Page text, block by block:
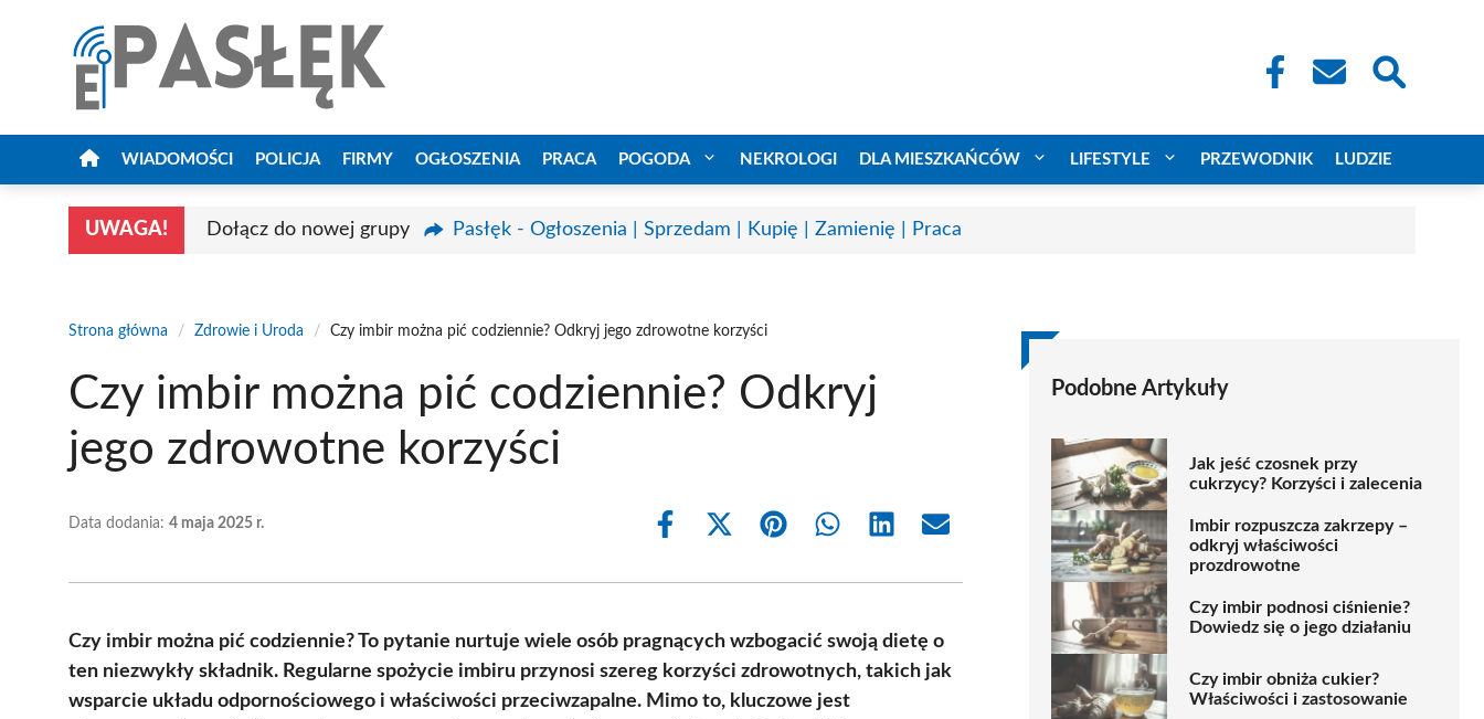
WIADOMOŚCI POLICJA FIRMY OGŁOSZENIA PRACA POGODA NEKROLOGI DLA MIESZKAŃCÓW LIFESTYLE PRZEWODNIK LUDZIE
UWAGA! Dołącz do nowej grupy Pasłęk - Ogłoszenia | Sprzedam | Kupię | Zamienię | Praca
Strona główna / Zdrowie i Uroda / Czy imbir można pić codziennie? Odkryj jego zdrowotne korzyści
Czy imbir można pić codziennie? Odkryj
jego zdrowotne korzyści
Data dodania: 4 maja 2025 r.
Share
Share
(Twitter)
Share Share Share Share
Czy imbir można pić codziennie? To pytanie nurtuje wiele osób pragnących wzbogacić swoją dietę o
ten niezwykły składnik. Regularne spożycie imbiru przynosi szereg korzyści zdrowotnych, takich jak
wsparcie układu odpornościowego i właściwości przeciwzapalne. Mimo to, kluczowe jest
Podobne Artykuły
Jak jeść czosnek przy
cukrzycy? Korzyści i zalecenia
Imbir rozpuszcza zakrzepy –
odkryj właściwości
prozdrowotne
Czy imbir podnosi ciśnienie?
Dowiedz się o jego działaniu
Czy imbir obniża cukier?
Właściwości i zastosowanie